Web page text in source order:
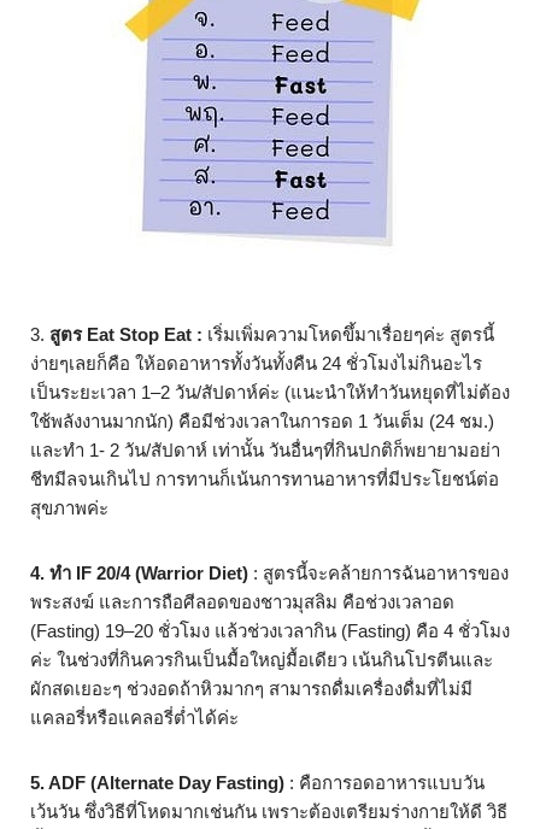
3. สูตร Eat Stop Eat : เริ่มเพิ่มความโหดขึ้มาเรื่อยๆค่ะ สูตรนี้
ง่ายๆเลยก็คือ ให้อดอาหารทั้งวันทั้งคืน 24 ชั่วโมงไม่กินอะไร
เป็นระยะเวลา 1–2 วัน/สัปดาห์ค่ะ (แนะนำให้ทำวันหยุดที่ไม่ต้อง
ใช้พลังงานมากนัก) คือมีช่วงเวลาในการอด 1 วันเต็ม (24 ชม.)
และทำ 1- 2 วัน/สัปดาห์ เท่านั้น วันอื่นๆที่กินปกติก็พยายามอย่า
ชีทมีลจนเกินไป การทานก็เน้นการทานอาหารที่มีประโยชน์ต่อ
สุขภาพค่ะ
4. ทำ IF 20/4 (Warrior Diet) : สูตรนี้จะคล้ายการฉันอาหารของ
พระสงฆ์ และการถือศีลอดของชาวมุสลิม คือช่วงเวลาอด
(Fasting) 19–20 ชั่วโมง แล้วช่วงเวลากิน (Fasting) คือ 4 ชั่วโมง
ค่ะ ในช่วงที่กินควรกินเป็นมื้อใหญ่มื้อเดียว เน้นกินโปรตีนและ
ผักสดเยอะๆ ช่วงอดถ้าหิวมากๆ สามารถดื่มเครื่องดื่มที่ไม่มี
แคลอรี่หรือแคลอรี่ต่ำได้ค่ะ
5. ADF (Alternate Day Fasting) : คือการอดอาหารแบบวัน
เว้นวัน ซึ่งวิธีที่โหดมากเช่นกัน เพราะต้องเตรียมร่างกายให้ดี วิธี